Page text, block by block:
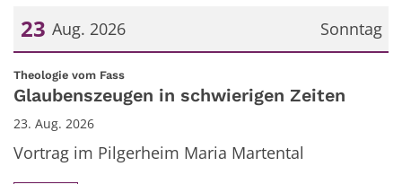
Sonntag
23 Aug. 2026
Datum: 23. August 2026
Theologie vom Fass:
Glaubenszeugen in schwierigen Zeiten
23. Aug. 2026
Vortrag im Pilgerheim Maria Martental